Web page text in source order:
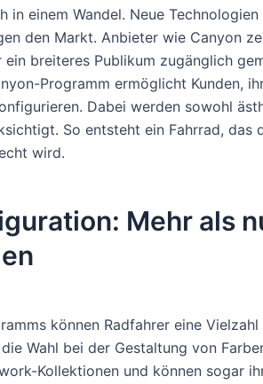
in einem Wandel. Neue
den Markt. Anbieter wie Canyon
breiteres Publikum zugänglich
Programm ermöglicht Kunden,
Dabei werden sowohl
So entsteht ein Fahrrad, das
wird.
Mehr als
können Radfahrer eine
Wahl bei der Gestaltung von
Kollektionen und können sogar